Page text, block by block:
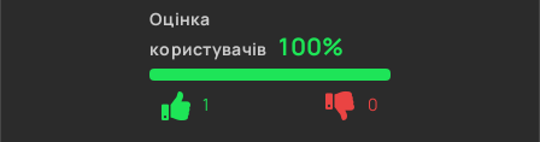
Оцінка
користувачів 100%
1 0